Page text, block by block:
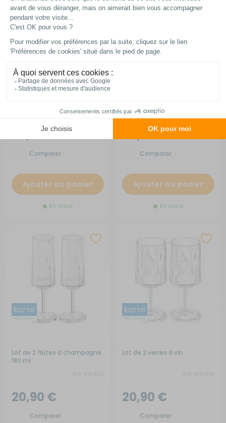
Lot de 2 verres à eau 250 ml
RG-918410
20,90 €
Comparer
Ajouter au panier
En stock
20,90 €
Comparer
Ajouter au panier
En stock
Lot de 2 flûtes à champagne
180 ml
20,90 €
Comparer
Lot de 2 verres à vin
20,90 €
Comparer